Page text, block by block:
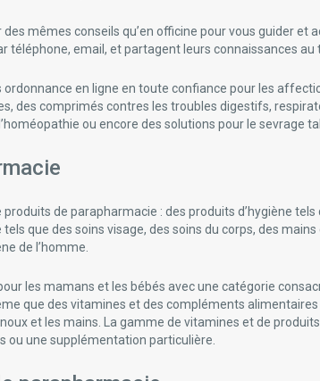
mêmes conseils qu’en officine pour vous guider
email, et partagent leurs connaissances au
en ligne en toute confiance pour les
des comprimés contres les troubles digestifs,
ou encore des solutions pour le sevrage
de parapharmacie : des produits d’hygiène
que des soins visage, des soins du corps, des
de l’homme.
les mamans et les bébés avec une catégorie
que des vitamines et des compléments
et les mains. La gamme de vitamines et de
ou une supplémentation particulière.